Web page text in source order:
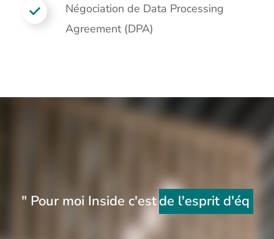
Négociation de Data Processing
Agreement (DPA)
" Pour moi Inside c'est
de l'esprit d'équipe "